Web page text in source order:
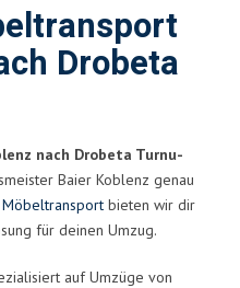
Drobeta
nach Drobeta Turnu-
Baier Koblenz genau
Möbeltransport bieten wir dir
für deinen Umzug.
auf Umzüge von